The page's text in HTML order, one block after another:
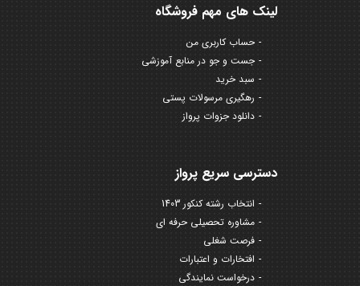
لینک های مهم فروشگاه
حساب کاربری من
جست و جو در منابع آموزشی
سبد خرید
رهگیری مرسولات پستی
دانلود جزوات پرواز
دسترسی سریع پرواز
انتخاب رشته کنکور 1403
مشاوره تحصیلی حرفه ای
فرصت شغلی
افتخارات و اعتبارات
درخواست نمایندگی